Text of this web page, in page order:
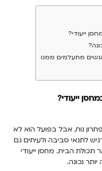
ייעודי?
מתעלמים ממנו
ייעודי?
נוח, אבל בפועל הוא לא
לתנאי סביבה ולעיתים גם
הבית. מחסן ייעודי
נכונה.